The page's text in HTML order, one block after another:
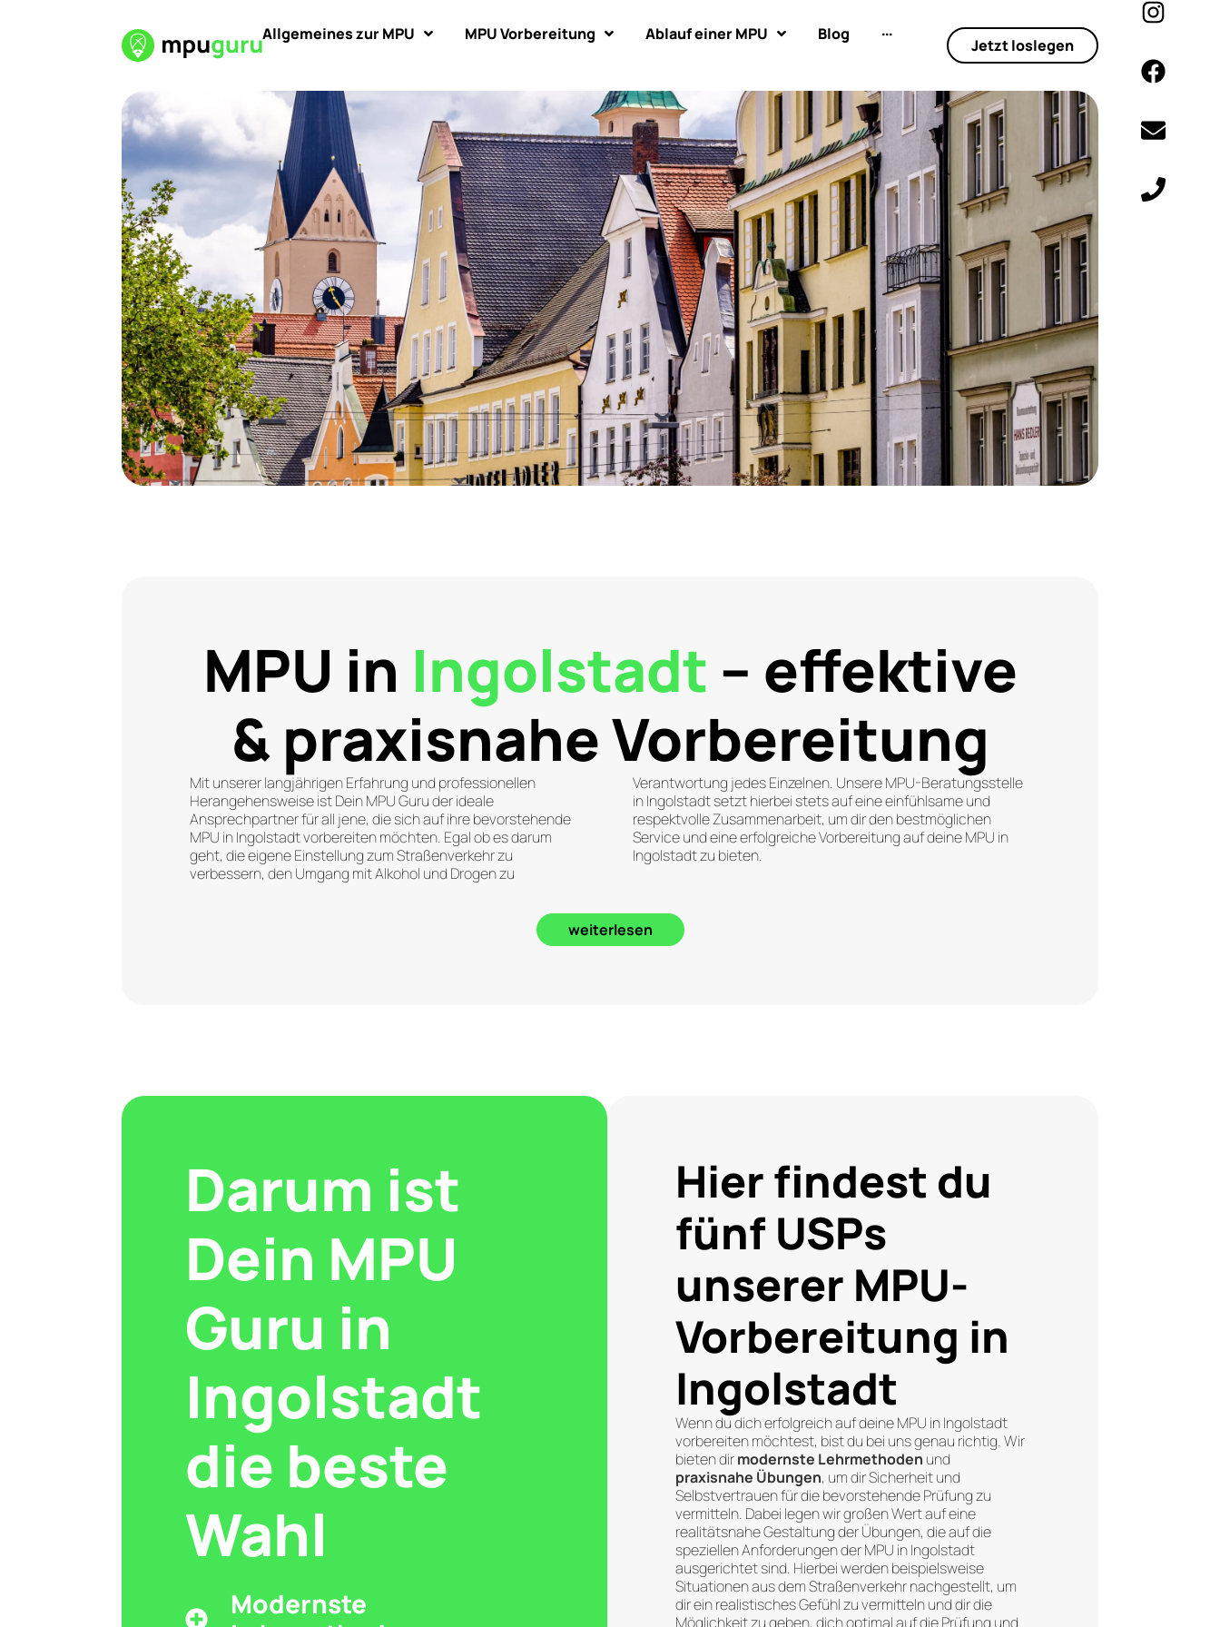
Allgemeines zur MPU MPU Vorbereitung Ablauf einer MPU Blog ···
Jetzt loslegen
MPU in Ingolstadt – effektive
& praxisnahe Vorbereitung
Mit unserer langjährigen Erfahrung und professionellen
Herangehensweise ist Dein MPU Guru der ideale
Ansprechpartner für all jene, die sich auf ihre bevorstehende
MPU in Ingolstadt vorbereiten möchten. Egal ob es darum
geht, die eigene Einstellung zum Straßenverkehr zu
verbessern, den Umgang mit Alkohol und Drogen zu
MPU Guru verfügt über das benötigte Know-how und die
umfangreiche Erfahrung, um individuell auf die Bedürfnisse
Verantwortung jedes Einzelnen. Unsere MPU-Beratungsstelle
in Ingolstadt setzt hierbei stets auf eine einfühlsame und
respektvolle Zusammenarbeit, um dir den bestmöglichen
Service und eine erfolgreiche Vorbereitung auf deine MPU in
Ingolstadt zu bieten.
Guru dir darüber hinaus auch eine Nachbetreuung und
Unterstützung bei der Wiedererlangung des Führerscheins an.
Hierbei stehen wir dir demnach also auch nach der
weiterlesen
Darum ist
Dein MPU
Guru in
Ingolstadt
die beste
Wahl
Modernste
Hier findest du
fünf USPs
unserer MPU-
Vorbereitung in
Ingolstadt
Wenn du dich erfolgreich auf deine MPU in Ingolstadt
vorbereiten möchtest, bist du bei uns genau richtig. Wir
bieten dirmodernste Lehrmethoden und
praxisnahe Übungen, um dir Sicherheit und
Selbstvertrauen für die bevorstehende Prüfung zu
vermitteln. Dabei legen wir großen Wert auf eine
realitätsnahe Gestaltung der Übungen, die auf die
speziellen Anforderungen der MPU in Ingolstadt
ausgerichtet sind. Hierbei werden beispielsweise
Situationen aus dem Straßenverkehr nachgestellt, um
dir ein realistisches Gefühl zu vermitteln und dir die
Möglichkeit zu geben, dich optimal auf die Prüfung und